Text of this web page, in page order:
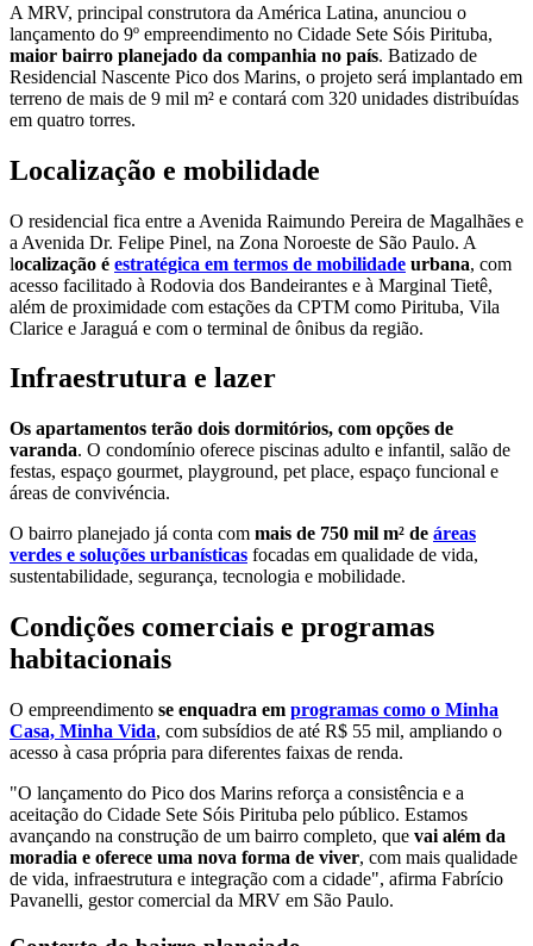
A MRV, principal construtora da América Latina, anunciou o
lançamento do 9º empreendimento no Cidade Sete Sóis Pirituba,
maior bairro planejado da companhia no país. Batizado de
Residencial Nascente Pico dos Marins, o projeto será implantado em
terreno de mais de 9 mil m² e contará com 320 unidades distribuídas
em quatro torres.
Localização e mobilidade
O residencial fica entre a Avenida Raimundo Pereira de Magalhães e
a Avenida Dr. Felipe Pinel, na Zona Noroeste de São Paulo. A
localização é estratégica em termos de mobilidade urbana, com
acesso facilitado à Rodovia dos Bandeirantes e à Marginal Tietê,
além de proximidade com estações da CPTM como Pirituba, Vila
Clarice e Jaraguá e com o terminal de ônibus da região.
Infraestrutura e lazer
Os apartamentos terão dois dormitórios, com opções de
varanda. O condomínio oferece piscinas adulto e infantil, salão de
festas, espaço gourmet, playground, pet place, espaço funcional e
áreas de convivéncia.
O bairro planejado já conta com mais de 750 mil m² de áreas
verdes e soluções urbanísticas focadas em qualidade de vida,
sustentabilidade, segurança, tecnologia e mobilidade.
Condições comerciais e programas
habitacionais
O empreendimento se enquadra em programas como o Minha
Casa, Minha Vida, com subsídios de até R$ 55 mil, ampliando o
acesso à casa própria para diferentes faixas de renda.
"O lançamento do Pico dos Marins reforça a consistência e a
aceitação do Cidade Sete Sóis Pirituba pelo público. Estamos
avançando na construção de um bairro completo, que vai além da
moradia e oferece uma nova forma de viver, com mais qualidade
de vida, infraestrutura e integração com a cidade", afirma Fabrício
Pavanelli, gestor comercial da MRV em São Paulo.